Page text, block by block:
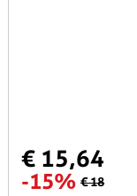
€ 15,64
-15% € 18